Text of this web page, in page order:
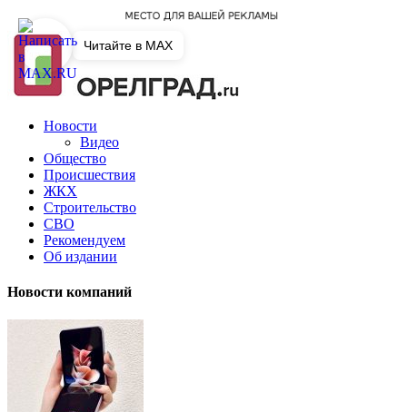
Новости
Видео
Общество
Происшествия
ЖКХ
Строительство
СВО
Рекомендуем
Об издании
Новости компаний
Читайте в MAX